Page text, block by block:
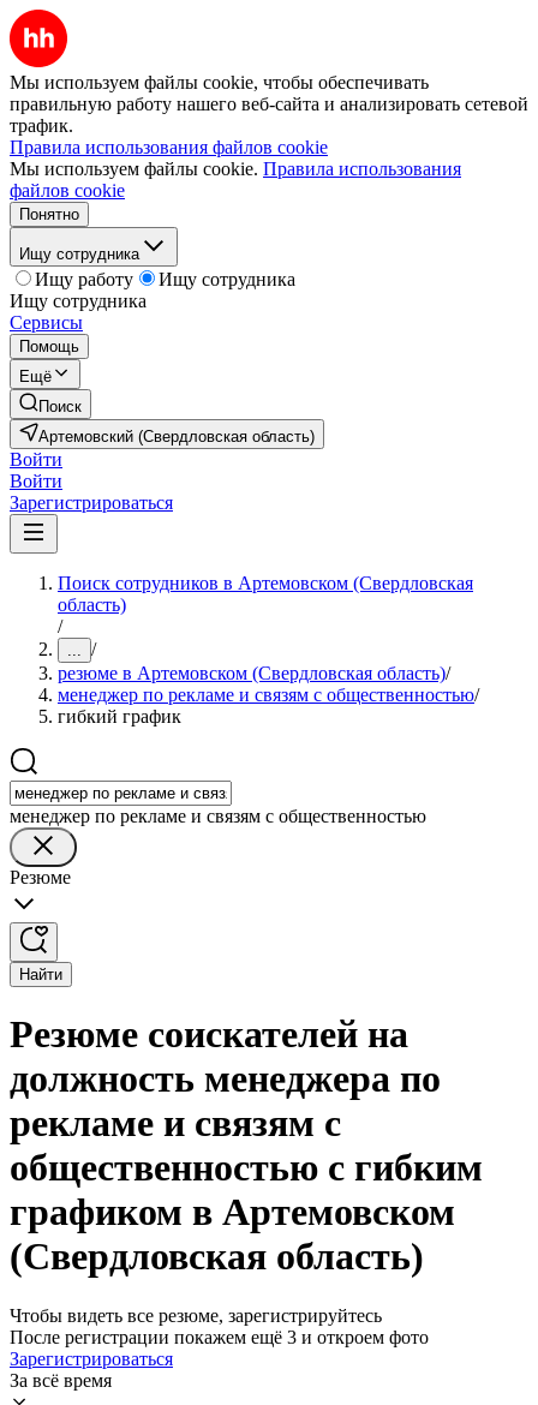
Мы используем файлы cookie, чтобы обеспечивать
правильную работу нашего веб-сайта и анализировать сетевой
трафик.
Правила использования файлов cookie
Мы используем файлы cookie. Правила использования
файлов cookie
Понятно
Ищу сотрудника
Ищу работу
Ищу сотрудника
Ищу сотрудника
Сервисы
Помощь
Ещё
Поиск
Артемовский (Свердловская область)
Войти
Войти
Зарегистрироваться
Поиск сотрудников в Артемовском (Свердловская
область)
/
... /
резюме в Артемовском (Свердловская область)/
менеджер по рекламе и связям с общественностью/
гибкий график
менеджер по рекламе и связям с общественностью
Резюме
Найти
Резюме соискателей на
должность менеджера по
рекламе и связям с
общественностью с гибким
графиком в Артемовском
(Свердловская область)
Чтобы видеть все резюме, зарегистрируйтесь
После регистрации покажем ещё 3 и откроем фото
Зарегистрироваться
За всё время